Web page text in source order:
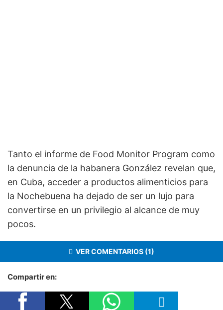
Tanto el informe de Food Monitor Program como
la denuncia de la habanera González revelan que,
en Cuba, acceder a productos alimenticios para
la Nochebuena ha dejado de ser un lujo para
convertirse en un privilegio al alcance de muy
pocos.
VER COMENTARIOS (1)
Compartir en: